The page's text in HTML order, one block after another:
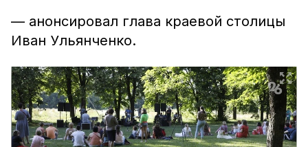
— анонсировал глава краевой столицы
Иван Ульянченко.